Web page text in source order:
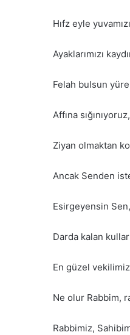
Hıfz eyle
Ayaklarımızı
Felah bulsun
Affına
Ziyan olmaktan
Ancak Senden
Esirgeyensin
Darda kalan
En güzel
Ne olur Rabbim,
Rabbimiz,